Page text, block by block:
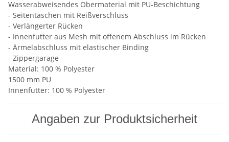
Wasserabweisendes Obermaterial mit PU-Beschichtung
- Seitentaschen mit Reißverschluss
- Verlängerter Rücken
- Innenfutter aus Mesh mit offenem Abschluss im Rücken
- Ärmelabschluss mit elastischer Binding
- Zippergarage
Material: 100 % Polyester
1500 mm PU
Innenfutter: 100 % Polyester
Angaben zur Produktsicherheit